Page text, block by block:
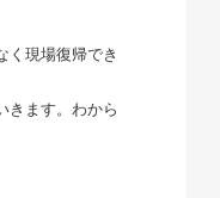
く現場復帰でき
きます。わから